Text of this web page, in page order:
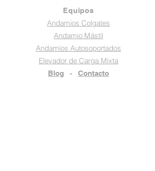
Equipos
Andamios Colgates
Andamio Mástil
Andamios Autosoportados
Elevador de Carga Mixta
Blog - Contacto